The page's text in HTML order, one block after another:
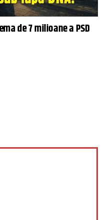
de 7 milioane a PSD